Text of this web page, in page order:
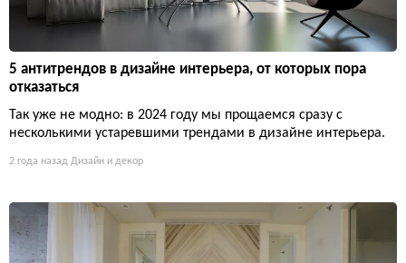
5 антитрендов в дизайне интерьера, от которых пора
отказаться
Так уже не модно: в 2024 году мы прощаемся сразу с
несколькими устаревшими трендами в дизайне интерьера.
2 года назад Дизайн и декор